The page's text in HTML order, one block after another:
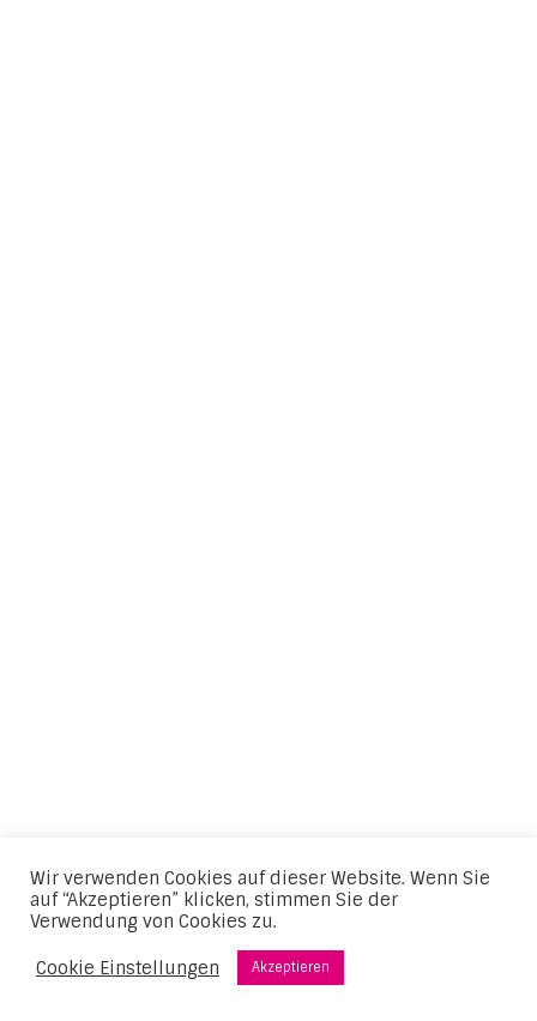
Wir verwenden Cookies auf dieser Website. Wenn Sie
auf “Akzeptieren” klicken, stimmen Sie der
Verwendung von Cookies zu.
Cookie Einstellungen
Akzeptieren